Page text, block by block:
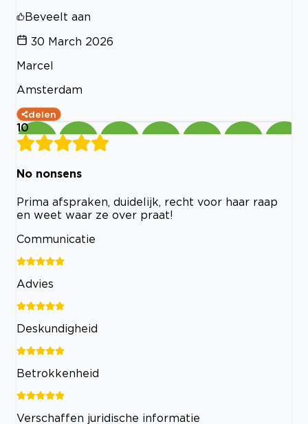
Beveelt aan
30 March 2026
Marcel
Amsterdam
delen
10
No nonsens
Prima afspraken, duidelijk, recht voor haar raap
en weet waar ze over praat!
Communicatie
Advies
Deskundigheid
Betrokkenheid
Verschaffen juridische informatie